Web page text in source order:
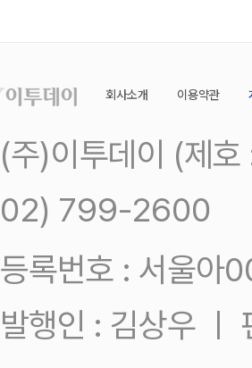
회사소개 이용약관
(주)이투데이 (제
02) 799-2600
등록번호 : 서울
발행인 : 김상우 ㅣ